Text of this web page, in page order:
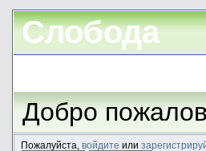
Слобода
Добро
Пожалуйста, войдите или